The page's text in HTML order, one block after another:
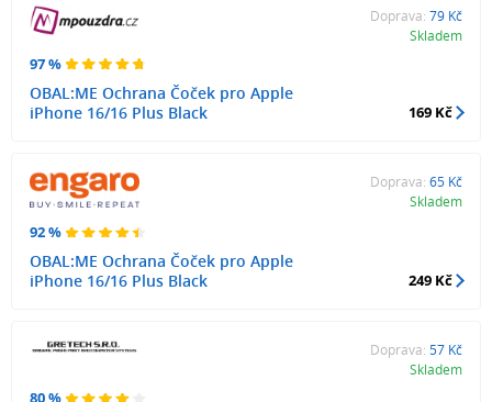
97 %
OBAL:ME Ochrana Čoček pro Apple
iPhone 16/16 Plus Black
Doprava: 79 Kč
Skladem
169 Kč
92 %
OBAL:ME Ochrana Čoček pro Apple
iPhone 16/16 Plus Black
Doprava: 65 Kč
Skladem
249 Kč
80 %
Doprava: 57 Kč
Skladem